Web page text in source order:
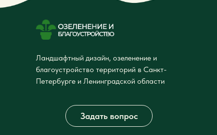
Ландшафтный дизайн, озеленение и
благоустройство территорий в Санкт-
Петербурге и Ленинградской области
Задать вопрос